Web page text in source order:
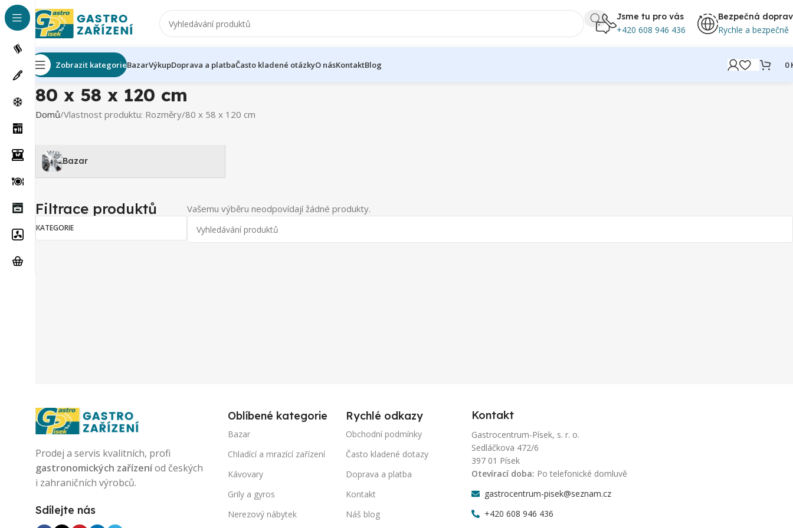
Jsme tu pro vás
+420 608 946 436
Bezpečná
Rychle a bezpečně
Zobrazit kategorieBazarVýkupDoprava a platbaČasto kladené otázkyO násKontaktBlog 0
80 x 58 x 120 cm
Domů Vlastnost produktu: Rozměry 80 x 58 x 120 cm
Bazar
Filtrace produktů
KATEGORIE
Vašemu výběru neodpovídají žádné produkty.
Prodej a servis kvalitních, profi
gastronomických zařízeníod českých
i zahraničních výrobců.
Sdílejte nás
Oblíbené kategorie
Bazar
Chladící a mrazící zařízení
Kávovary
Grily a gyros
Nerezový nábytek
Rychlé odkazy
Obchodní podmínky
Často kladené dotazy
Doprava a platba
Kontakt
Náš blog
Kontakt
Gastrocentrum-Písek, s. r. o.
Sedláčkova 472/6
397 01 Písek
Otevírací doba: Po telefonické domluvě
gastrocentrum-pisek@seznam.cz
+420 608 946 436